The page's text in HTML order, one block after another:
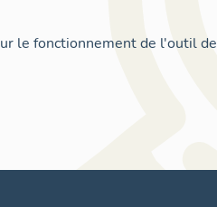
le fonctionnement de l'outil